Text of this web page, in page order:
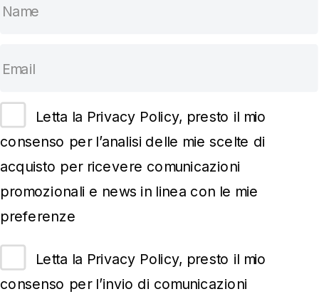
Letta la Privacy Policy, presto il mio
consenso per l’analisi delle mie scelte di
acquisto per ricevere comunicazioni
promozionali e news in linea con le mie
preferenze
Letta la Privacy Policy, presto il mio
consenso per l’invio di comunicazioni